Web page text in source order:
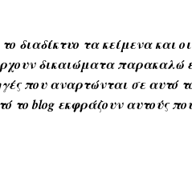
διαδίκτυο τα κείμενα και
δικαιώματα παρακαλώ
που αναρτώνται σε αυτό
το blog εκφράζουν αυτούς